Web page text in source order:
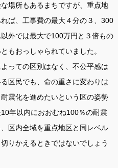
場所もあるまちですが、重点地
ば、工事費の最大４分の３、300
外では最大で100万円と３倍もの
もおっしゃられていました。
っての区別はなく、不公平感は
区民でも、命の重さに変わりは
震化を進めたいという区の姿勢
年以内におおむね100％の耐震
区内全域を重点地区と同レベル
りかえるときではないでしょう